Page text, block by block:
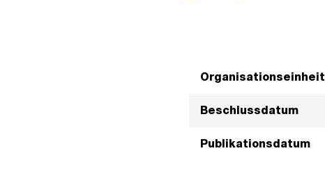
Organisationseinheit
Beschlussdatum
Publikationsdatum